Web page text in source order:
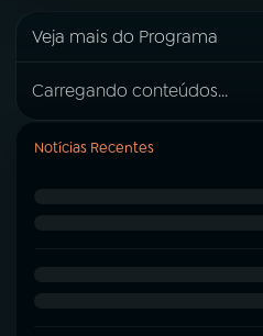
Veja mais do Programa
Carregando conteúdos...
Notícias Recentes